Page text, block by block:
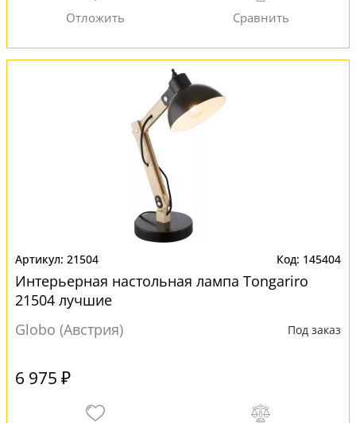
21504 145404
Интерьерная настольная лампа Tongariro
21504 лучшие
Globo (Австрия)
Под заказ
6 975 ₽